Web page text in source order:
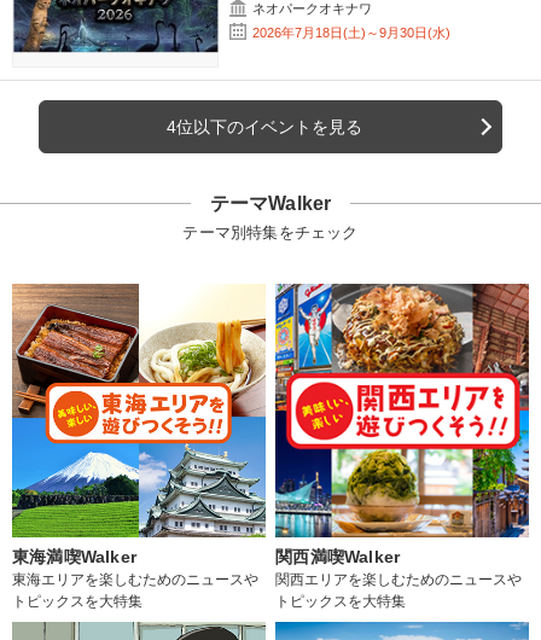
ネオパークオキナワ
2026年7月18日(土)～9月30日(水)
4位以下のイベントを見る
テーマWalker
テーマ別特集をチェック
東海満喫Walker
東海エリアを楽しむためのニュースや
トピックスを大特集
関西満喫Walker
関西エリアを楽しむためのニュースや
トピックスを大特集